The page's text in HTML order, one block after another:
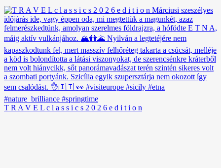
T R A V E L c l a s s i c s 2 0 2 6 e d i t i o n